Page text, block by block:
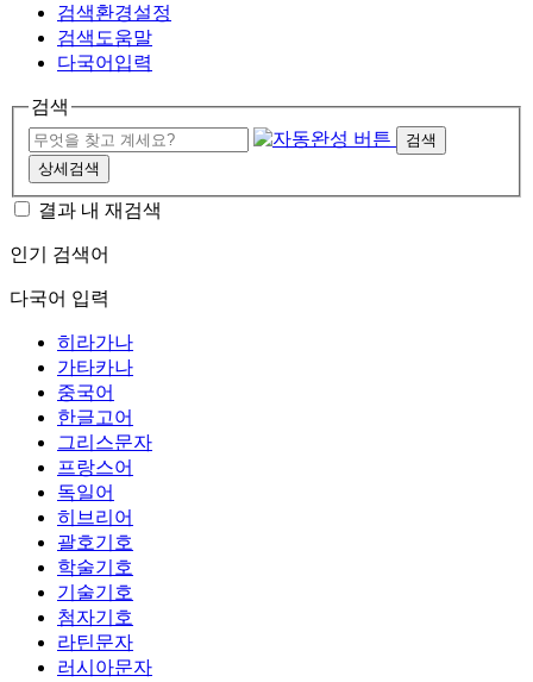
검색환경설정
검색도움말
다국어입력
검색
검색
상세검색
결과 내 재검색
인기 검색어
다국어 입력
히라가나
가타카나
중국어
한글고어
그리스문자
프랑스어
독일어
히브리어
괄호기호
학술기호
기술기호
첨자기호
라틴문자
러시아문자